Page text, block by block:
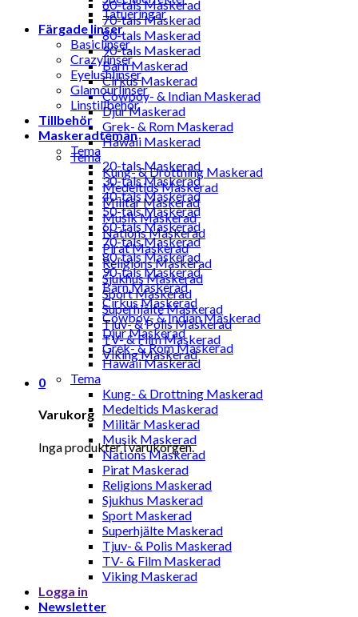
60-tals Maskerad
70-tals Maskerad
80-tals Maskerad
90-tals Maskerad
Barn Maskerad
Cirkus Maskerad
Cowboy- & Indian Maskerad
Djur Maskerad
Grek- & Rom Maskerad
Hawaii Maskerad
Tema
Kung- & Drottning Maskerad
Medeltids Maskerad
Militär Maskerad
Musik Maskerad
Nations Maskerad
Pirat Maskerad
Religions Maskerad
Sjukhus Maskerad
Sport Maskerad
Superhjälte Maskerad
Tjuv- & Polis Maskerad
TV- & Film Maskerad
Viking Maskerad
0
Varukorg
Inga produkter i varukorgen.
Tatueringar
Färgade linser
Basiclinser
Crazylinser
Eyelushlinser
Glamourlinser
Linstillbehör
Tillbehör
Maskeradteman
Tema
20-tals Maskerad
30-tals Maskerad
40-tals Maskerad
50-tals Maskerad
60-tals Maskerad
70-tals Maskerad
80-tals Maskerad
90-tals Maskerad
Barn Maskerad
Cirkus Maskerad
Cowboy- & Indian Maskerad
Djur Maskerad
Grek- & Rom Maskerad
Hawaii Maskerad
Tema
Kung- & Drottning Maskerad
Medeltids Maskerad
Militär Maskerad
Musik Maskerad
Nations Maskerad
Pirat Maskerad
Religions Maskerad
Sjukhus Maskerad
Sport Maskerad
Superhjälte Maskerad
Tjuv- & Polis Maskerad
TV- & Film Maskerad
Viking Maskerad
Logga in
Newsletter